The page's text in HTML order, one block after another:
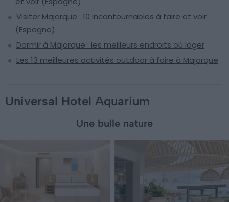
Visiter Majorque : 10 incontournables à faire et voir
(Espagne)
Dormir à Majorque : les meilleurs endroits où loger
Les 13 meilleures activités outdoor à faire à Majorque
Universal Hotel Aquarium
Une bulle nature